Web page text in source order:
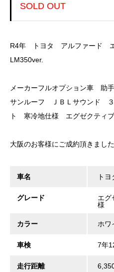
SOLD OUT
R4年 トヨタ アルファード
LM350ver.
メーカーフルオプション車 助
サンルーフ ＪＢＬサウンド
ト 寒冷地仕様 エグゼクティブ
大阪のお客様にご成約頂きまし
車名 ト
グレード
エ
様
カラー ホワ
車検 7年
走行距離